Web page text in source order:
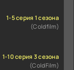
1-5 серия 1 сезона
(Coldfilm)
1-10 серия 3 сезона
(ColdFilm)